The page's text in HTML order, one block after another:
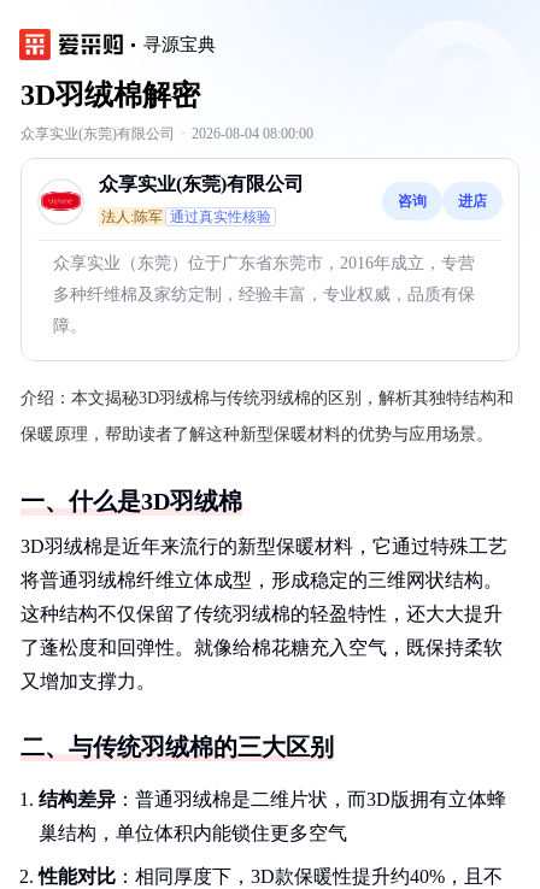
寻源宝典
3D羽绒棉解密
众享实业(东莞)有限公司 · 2026-08-04 08:00:00
众享实业(东莞)有限公司
法人:陈军 通过真实性核验
咨询 进店
众享实业（东莞）位于广东省东莞市，2016年成立，专营
多种纤维棉及家纺定制，经验丰富，专业权威，品质有保
障。
介绍： 本文揭秘3D羽绒棉与传统羽绒棉的区别，解析其独特结构和
保暖原理，帮助读者了解这种新型保暖材料的优势与应用场景。
一、什么是3D羽绒棉
3D羽绒棉是近年来流行的新型保暖材料，它通过特殊工艺
将普通羽绒棉纤维立体成型，形成稳定的三维网状结构。
这种结构不仅保留了传统羽绒棉的轻盈特性，还大大提升
了蓬松度和回弹性。就像给棉花糖充入空气，既保持柔软
又增加支撑力。
二、与传统羽绒棉的三大区别
结构差异 ：普通羽绒棉是二维片状，而3D版拥有立体蜂
巢结构，单位体积内能锁住更多空气
性能对比 ：相同厚度下，3D款保暖性提升约40%，且不